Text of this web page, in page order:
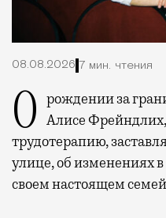
08.08.2026 7 мин. чтения
О рождении за границей благодаря бабушке Алисе
трудотерапию,
улице, об изменениях
своем настоящем